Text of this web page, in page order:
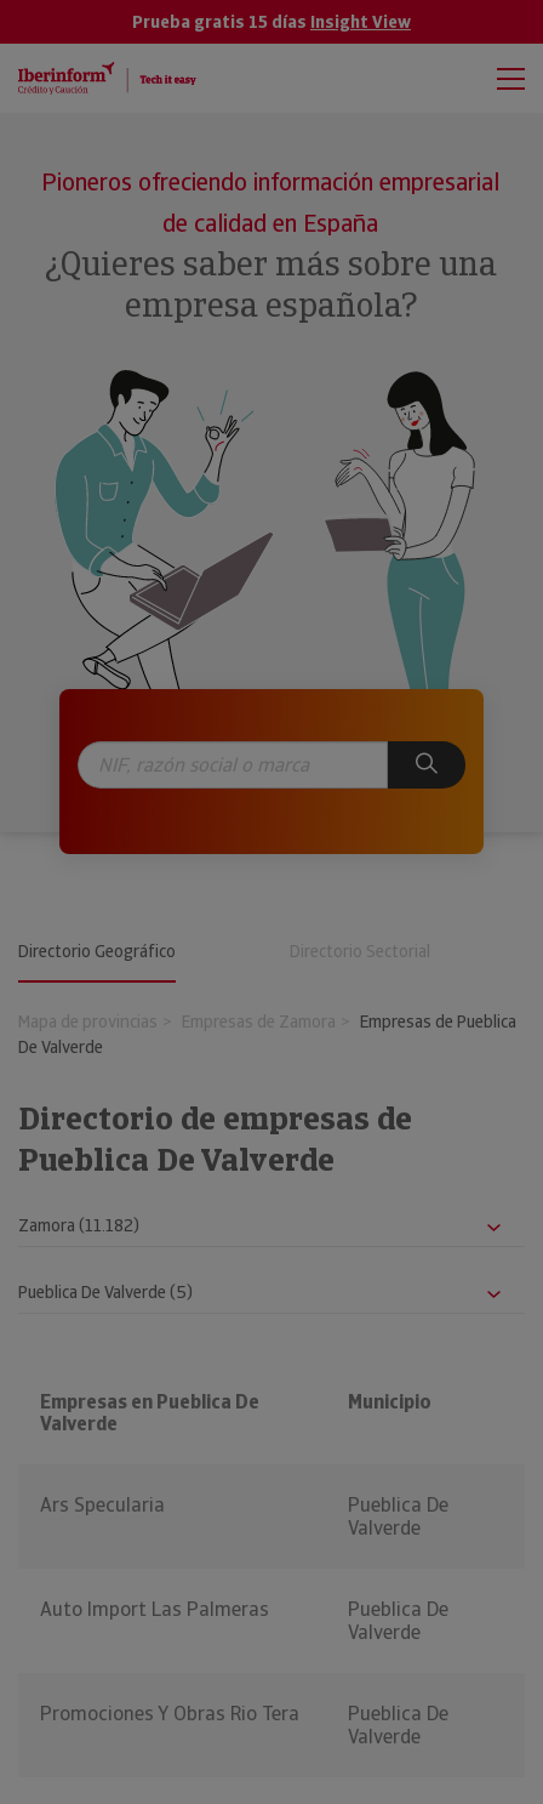
Prueba gratis 15 días Insight View
Pioneros ofreciendo información empresarial
de calidad en España
¿Quieres saber más sobre una
empresa española?
Directorio Geográfico Directorio Sectorial
Mapa de provincias Empresas de Zamora
Empresas de Pueblica
De Valverde
Directorio de empresas de
Pueblica De Valverde
Empresas en Pueblica De
Valverde
Municipio
Ars Specularia
Pueblica De
Valverde
Auto Import Las Palmeras
Pueblica De
Valverde
Promociones Y Obras Rio Tera
Pueblica De
Valverde